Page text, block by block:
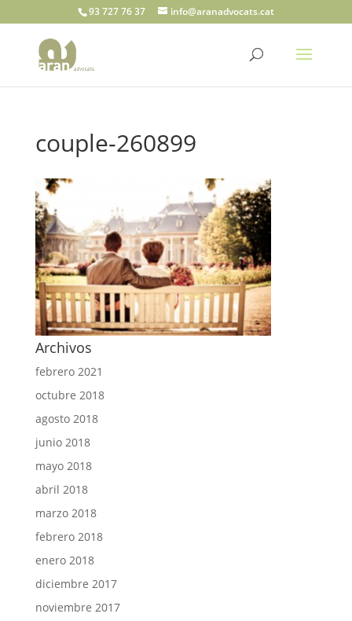
93 727 76 37 info@aranadvocats.cat
couple-260899
Archivos
febrero 2021
octubre 2018
agosto 2018
junio 2018
mayo 2018
abril 2018
marzo 2018
febrero 2018
enero 2018
diciembre 2017
noviembre 2017